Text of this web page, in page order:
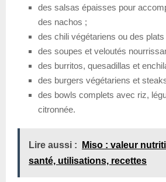
des salsas épaisses pour
des nachos ;
des chili végétariens ou des
des soupes et veloutés
des burritos, quesadillas et
des burgers végétariens et
des bowls complets avec riz,
citronnée.
Lire aussi :
Miso : valeur
santé, utilisations, recettes